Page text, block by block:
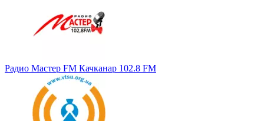
Радио Мастер FM Качканар 102.8 FM